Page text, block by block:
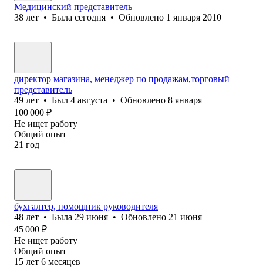
Медицинский представитель
38 лет • Была сегодня • Обновлено 1 января 2010
директор магазина, менеджер по продажам,торговый
представитель
49 лет • Был 4 августа • Обновлено 8 января
100 000 ₽
Не ищет работу
Общий опыт
21 год
бухгалтер, помощник руководителя
48 лет • Была 29 июня • Обновлено 21 июня
45 000 ₽
Не ищет работу
Общий опыт
15 лет 6 месяцев